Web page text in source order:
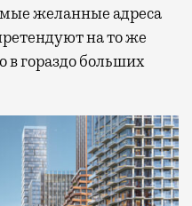
желанные адреса
на то же
в гораздо больших